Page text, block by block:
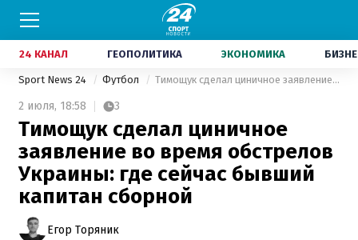
24 КАНАЛ ГЕОПОЛИТИКА ЭКОНОМИКА
Sport News 24 Футбол Тимощук сделал циничное заявление во время обстрелов Украины: где сейчас бывший капитан сборной
2 июля, 18:58 3
Тимощук сделал циничное
заявление во время обстрелов
Украины: где сейчас бывший
капитан сборной
Егор Торяник